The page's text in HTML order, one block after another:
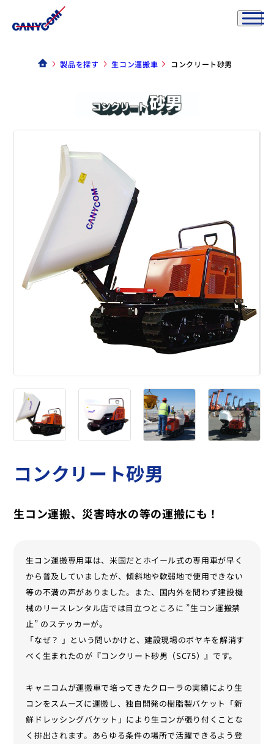
製品を探す 生コン運搬車 コンクリート砂男
コンクリート砂男
生コン運搬、災害時水の等の運搬にも！
生コン運搬専用車は、米国だとホイール式の専用車が早く
から普及していましたが、傾斜地や軟弱地で使用できない
等の不満の声がありました。また、国内外を問わず建設機
械のリースレンタル店では目立つところに ”生コン運搬禁
止” のステッカーが。
「なぜ？ 」という問いかけと、建設現場のボヤキを解消す
べく生まれたのが『コンクリート砂男（SC75）』です。
キャニコムが運搬車で培ってきたクローラの実績により生
コンをスムーズに運搬し、独自開発の樹脂製バケット「新
鮮ドレッシングバケット」により生コンが張り付くことな
く排出されます。あらゆる条件の場所で活躍できるよう登